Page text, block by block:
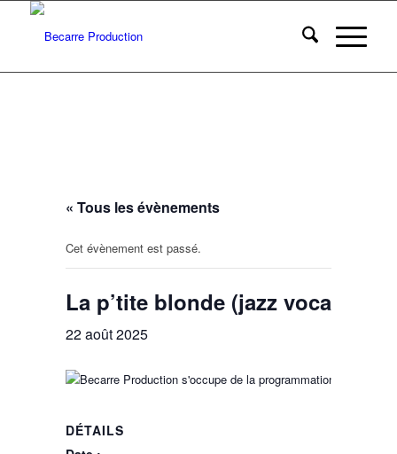
« Tous les évènements
Cet évènement est passé.
La p’tite blonde (jazz vocal) à la
22 août 2025
DÉTAILS